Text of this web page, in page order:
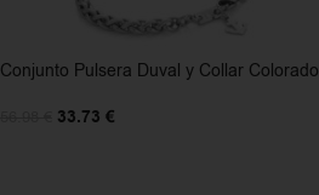
Conjunto Pulsera Duval y Collar Colorado
33.73 €